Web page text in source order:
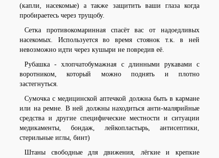
(капли, насекомые) а также защитить ваши глаза когда
пробираетесь через трущобу.
Сетка противокомаринная спасёт вас от надоедливых
насекомых. Используется во время стоянок т.к. в ней
невозможно идти через кушыри не повредив её.
Рубашка - хлопчатобумажная с длинными рукавами с
воротником, который можно поднять и плотно
застегнуться.
Сумочка с медицинской аптечкой должна быть в кармане
или на ремне. В ней должны находиться анти-малярийные
средства и другие специфические местности и ситуации
медикаменты, бондаж, лейкопластырь, антисептики,
стерильные иглы, бинт)
Штаны свободные для движения, лёгкие и крепкие